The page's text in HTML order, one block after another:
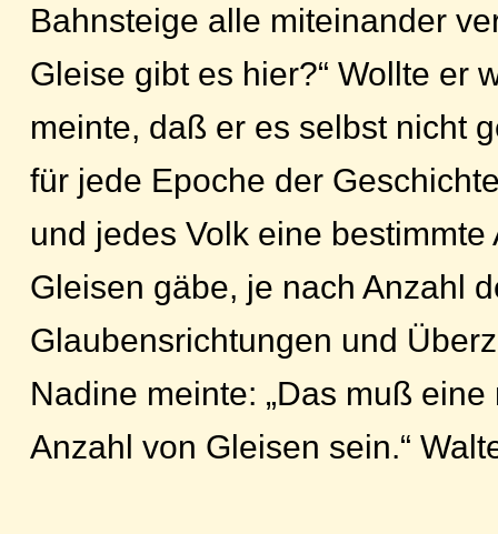
Bahnsteige alle miteinander
Gleise gibt es hier?“ Wollte er
meinte, daß er es selbst nicht
für jede Epoche der
und jedes Volk eine bestimmte
Gleisen gäbe, je nach Anzahl
Glaubensrichtungen und
Nadine meinte: „Das muß
Anzahl von Gleisen sein.“